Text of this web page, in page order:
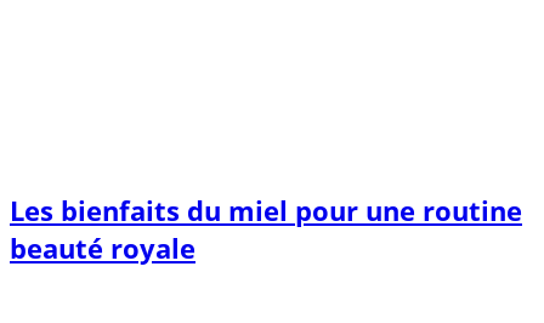
Les bienfaits du miel pour une routine
beauté royale